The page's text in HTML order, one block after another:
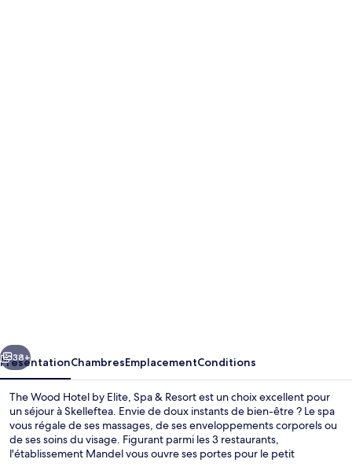
Elite,
Spa
&
Resort
Suivant
38+
PrésentationChambresEmplacementConditions
The Wood Hotel by Elite, Spa & Resort est un choix excellent pour
un séjour à Skelleftea. Envie de doux instants de bien-être ? Le spa
vous régale de ses massages, de ses enveloppements corporels ou
de ses soins du visage. Figurant parmi les 3 restaurants,
l'établissement Mandel vous ouvre ses portes pour le petit